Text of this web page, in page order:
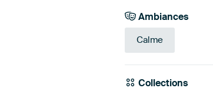
Ambiances
Calme
Collections